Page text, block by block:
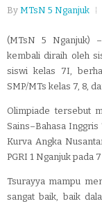
By MTsN 5 Nganjuk
(MTsN 5 Nganjuk)
kembali diraih oleh
siswi kelas 7I,
SMP/MTs kelas 7, 8,
Olimpiade tersebut
Sains–Bahasa
Kurva Angka
PGRI 1 Nganjuk pada
Tsurayya mampu
sangat baik, baik